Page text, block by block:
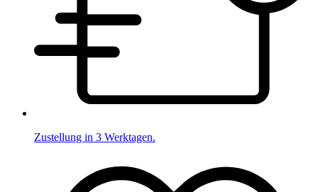
Zustellung in 3 Werktagen.